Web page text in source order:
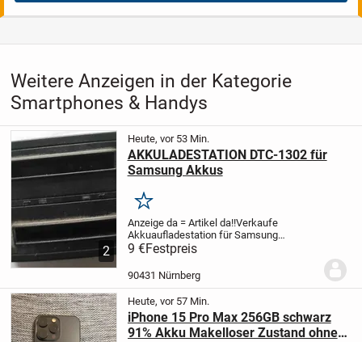
Weitere Anzeigen in der Kategorie
Smartphones & Handys
2
Heute, vor 53 Min.
AKKULADESTATION DTC-1302 für
Samsung Akkus
Merken
Anzeige da = Artikel da!!Verkaufe
Akkuaufladestation für Samsung
Galaxy.... falls das laden über USB nicht
möglich ist
Privatverkauf handelt, sind ein Umtausch,
9 €Festpreis
90431 Nürnberg
Heute, vor 57 Min.
iPhone 15 Pro Max 256GB schwarz
91% Akku Makelloser Zustand ohne